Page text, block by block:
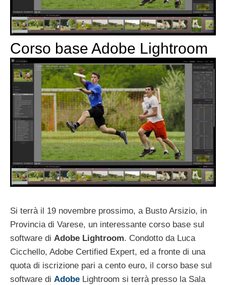
Corso base Adobe Lightroom
Si terrà il 19 novembre prossimo, a Busto Arsizio, in
Provincia di Varese, un interessante corso base sul
software di Adobe Lightroom. Condotto da Luca
Cicchello, Adobe Certified Expert, ed a fronte di una
quota di iscrizione pari a cento euro, il corso base sul
software di Adobe Lightroom si terrà presso la Sala